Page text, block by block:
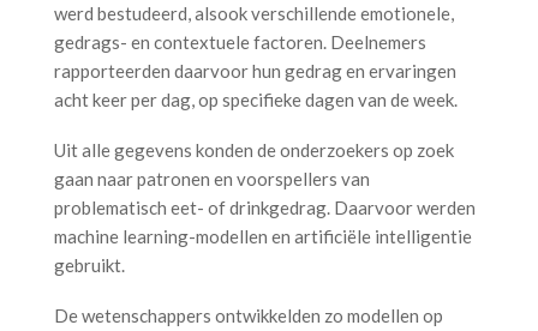
werd bestudeerd, alsook verschillende emotionele,
gedrags- en contextuele factoren. Deelnemers
rapporteerden daarvoor hun gedrag en ervaringen
acht keer per dag, op specifieke dagen van de week.
Uit alle gegevens konden de onderzoekers op zoek
gaan naar patronen en voorspellers van
problematisch eet- of drinkgedrag. Daarvoor werden
machine learning-modellen en artificiële intelligentie
gebruikt.
De wetenschappers ontwikkelden zo modellen op